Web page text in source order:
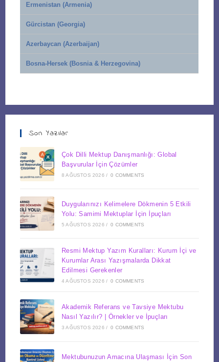
Ermenistan (Armenia)
Gürcistan (Georgia)
Azerbaycan (Azerbaijan)
Bosna-Hersek (Bosnia & Herzegovina)
Son Yazılar
Çok Dilli Mektup Danışmanlığı: Global
Başvurular İçin Çözümler
8 AĞUSTOS 2026 / 0 COMMENTS
Duygularınızı Kelimelere Dökmenin 5 Etkili
Yolu: Samimi Mektuplar İçin İpuçları
5 AĞUSTOS 2026 / 0 COMMENTS
Resmi Mektup Yazım Kuralları: Kurum İçi ve
Kurumlar Arası Yazışmalarda Dikkat
Edilmesi Gerekenler
4 AĞUSTOS 2026 / 0 COMMENTS
Akademik Referans ve Tavsiye Mektubu
Nasıl Yazılır? | Örnekler ve İpuçları
3 AĞUSTOS 2026 / 0 COMMENTS
Mektubunuzun Amacına Ulaşması İçin Son